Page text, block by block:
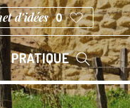
d'idées 0
PRATIQUE